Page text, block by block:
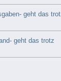
geht das
geht das trotz